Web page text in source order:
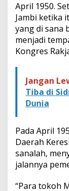
April 1950.
Jambi ketika
yang di sana
menjadi
Kongres
Jangan
Tiba di
Dunia
Pada April
Daerah
sanalah,
jalannya
“Para tokoh